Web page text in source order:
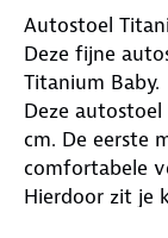
Autostoel
Deze fijne
Titanium Baby.
Deze
cm. De eerste
comfortabele
Hierdoor zit je